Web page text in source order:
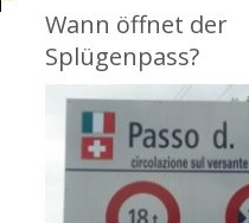
Wann öffnet der
Splügenpass?